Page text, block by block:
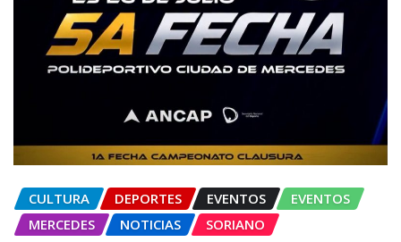
CULTURA DEPORTES EVENTOS
EVENTOS
MERCEDES
NOTICIAS SORIANO